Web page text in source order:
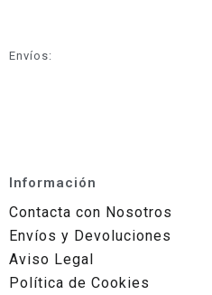
Envíos:
Información
Contacta con Nosotros
Envíos y Devoluciones
Aviso Legal
Política de Cookies